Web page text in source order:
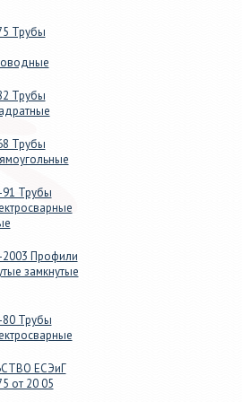
20х20х1 до
Трубы
Трубы
Трубы
Трубы
Профили
замкнутые
Трубы
ЕСЭиГ
от 20 05